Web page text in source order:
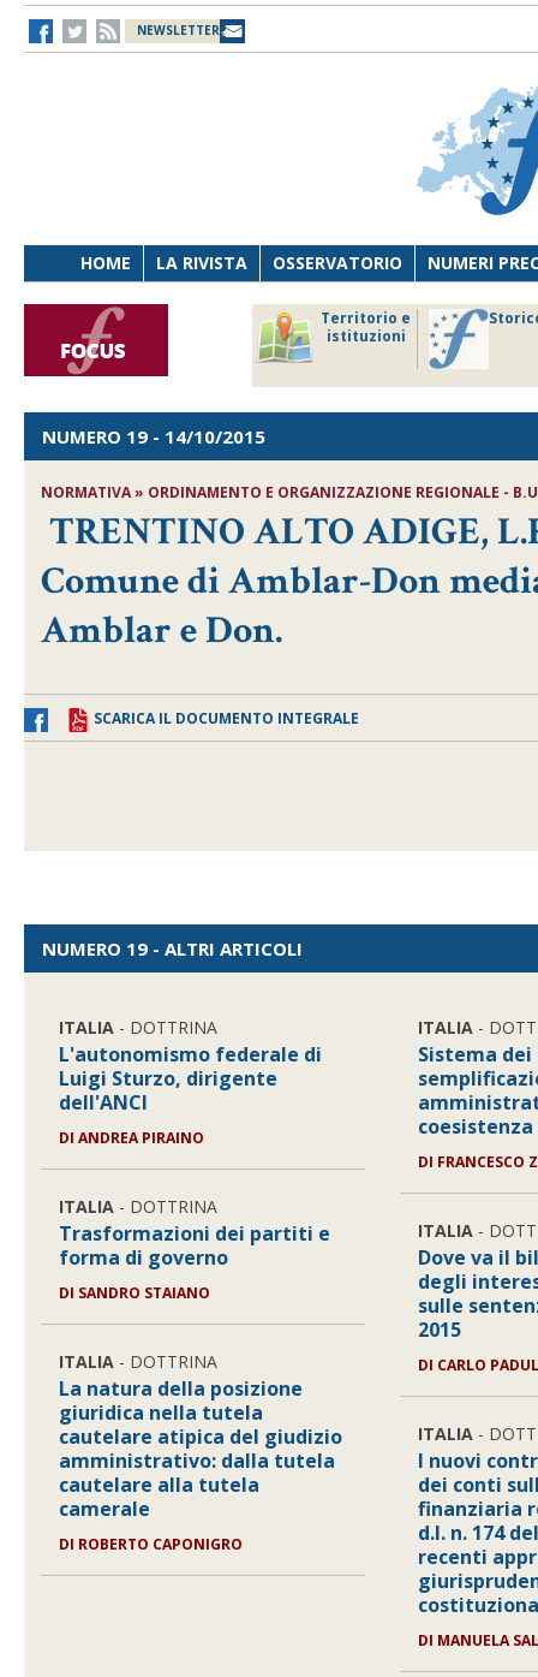
NEWSLETTER
HOME LA RIVISTA OSSERVATORIO NUMERI
Territorio e
istituzioni
NUMERO 19 - 14/10/2015
NORMATIVA » ORDINAMENTO E ORGANIZZAZIONE REGIONALE -
TRENTINO ALTO ADIGE,
Comune di Amblar-Don
Amblar e Don.
SCARICA IL DOCUMENTO INTEGRALE
NUMERO 19 - ALTRI ARTICOLI
ITALIA - DOTTRINA
L'autonomismo federale di
Luigi Sturzo, dirigente
dell'ANCI
DIANDREA PIRAINO
ITALIA - DOTTRINA
Trasformazioni dei partiti e
forma di governo
DI SANDRO STAIANO
ITALIA - DOTTRINA
La natura della posizione
giuridica nella tutela
cautelare atipica del giudizio
amministrativo: dalla tutela
cautelare alla tutela
camerale
DI ROBERTO CAPONIGRO
ITALIA -
Sistema
DI FRANCESCO
ITALIA -
Dove va il
degli
sulle
2015
DI CARLO
ITALIA -
I nuovi
dei conti
finanziaria
d.l. n. 174
recenti
DI MANUELA